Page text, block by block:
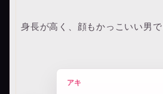
身長が高く、顔もかっこいい男で
アキ